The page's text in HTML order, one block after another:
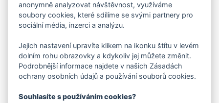
Aplikace Mobilní rozhlas
Chcete dostávat do svého mobilu či mailu upozornění na
ankety, pozvánky na kulturní a sportovní akce?
Více informací o aplikaci
anonymně analyzovat návštěvnost, využíváme
soubory cookies, které sdílíme se svými partnery pro
sociální média, inzerci a analýzu.
Jejich nastavení upravíte klikem na ikonku štítu v levém
dolním rohu obrazovky a kdykoliv jej můžete změnit.
Podrobnější informace najdete v našich Zásadách
ochrany osobních údajů a používání souborů cookies.
Souhlasíte s používáním cookies?